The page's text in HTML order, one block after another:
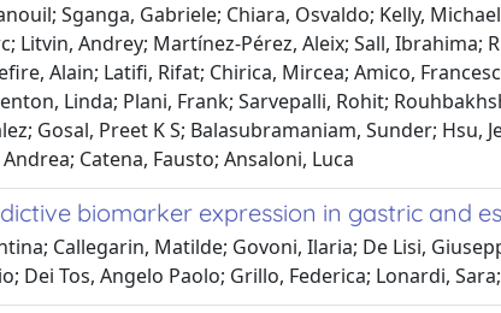
Sganga, Gabriele; Chiara, Osvaldo; Kelly,
Litvin, Andrey; Martínez-Pérez, Aleix; Sall, Ibrahima;
Alain; Latifi, Rifat; Chirica, Mircea; Amico,
Linda; Plani, Frank; Sarvepalli, Rohit;
Gosal, Preet K S; Balasubramaniam, Sunder;
Catena, Fausto; Ansaloni, Luca
biomarker expression in gastric and
Callegarin, Matilde; Govoni, Ilaria; De Lisi,
Dei Tos, Angelo Paolo; Grillo, Federica; Lonardi,